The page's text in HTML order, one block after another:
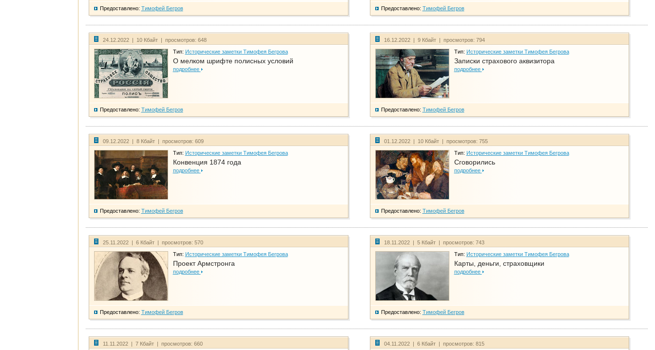
Предоставлено: Тимофей Бегров Предоставлено: Тимофей Бегров
24.12.2022 | 10 Кбайт | просмотров: 648
Тип: Исторические заметки Тимофея Бегрова
О мелком шрифте полисных условий
подробнее
Предоставлено: Тимофей Бегров
16.12.2022 | 9 Кбайт | просмотров: 794
Тип: Исторические заметки Тимофея Бегрова
Записки страхового аквизитора
подробнее
Предоставлено: Тимофей Бегров
09.12.2022 | 8 Кбайт | просмотров: 609
Тип: Исторические заметки Тимофея Бегрова
Конвенция 1874 года
подробнее
Предоставлено: Тимофей Бегров
01.12.2022 | 10 Кбайт | просмотров: 755
Тип: Исторические заметки Тимофея Бегрова
Сговорились
подробнее
Предоставлено: Тимофей Бегров
25.11.2022 | 6 Кбайт | просмотров: 570
Тип: Исторические заметки Тимофея Бегрова
Проект Армстронга
подробнее
Предоставлено: Тимофей Бегров
18.11.2022 | 5 Кбайт | просмотров: 743
Тип: Исторические заметки Тимофея Бегрова
Карты, деньги, страховщики
подробнее
Предоставлено: Тимофей Бегров
11.11.2022 | 7 Кбайт | просмотров: 660 04.11.2022 | 6 Кбайт | просмотров: 815